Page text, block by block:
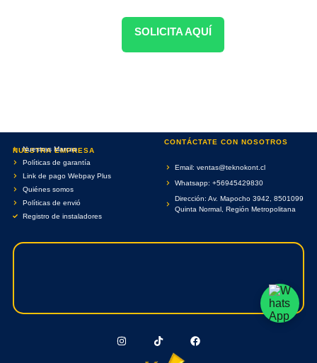
SOLICITA AQUÍ
NUESTRA EMPRESA
Nuestras Marcas
Políticas de garantía
Link de pago Webpay Plus
Quiénes somos
Políticas de envió
Registro de instaladores
CONTÁCTATE CON NOSOTROS
Email: ventas@teknokont.cl
Whatsapp: +56945429830
Dirección: Av. Mapocho 3942, 8501099
Quinta Normal, Región Metropolitana